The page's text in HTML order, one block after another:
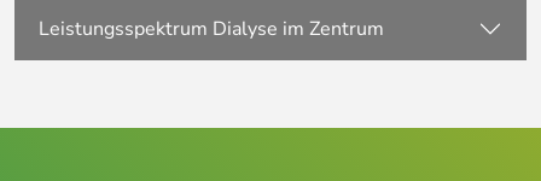
Leistungsspektrum Dialyse im Zentrum